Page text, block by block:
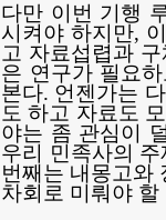
다만 이번 기행
시켜야 하지만,
고 자료섭렵과
은 연구가 필요
본다. 언젠가는
도 하고 자료도
야는 좀 관심이
우리 민족사의
번째는 내몽고와
차회로 미뤄야